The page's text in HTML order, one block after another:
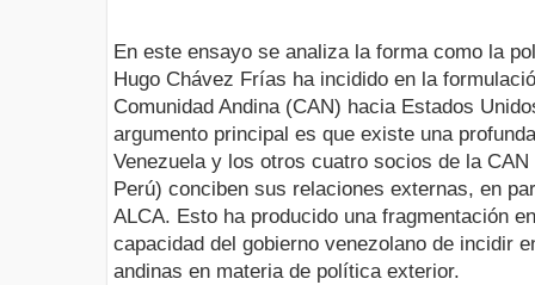
En este ensayo se analiza la forma como la
Hugo Chávez Frías ha incidido en la
Comunidad Andina (CAN) hacia Estados
argumento principal es que existe una
Venezuela y los otros cuatro socios de la
Perú) conciben sus relaciones externas, en
ALCA. Esto ha producido una fragmentación
capacidad del gobierno venezolano de incidir
andinas en materia de política exterior.